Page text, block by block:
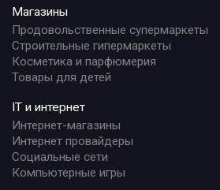
Магазины
Продовольственные супермаркеты
Строительные гипермаркеты
Косметика и парфюмерия
Товары для детей
IT и интернет
Интернет-магазины
Интернет провайдеры
Социальные сети
Компьютерные игры